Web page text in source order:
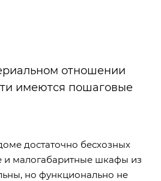
отношении
имеются пошаговые
достаточно бесхозных
малогабаритные шкафы из
но функционально не